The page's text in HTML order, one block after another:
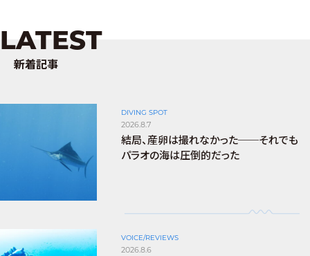
LATEST
新着記事
DIVING SPOT
2026.8.7
結局、産卵は撮れなかった──それでも
パラオの海は圧倒的だった
VOICE/REVIEWS
2026.8.6